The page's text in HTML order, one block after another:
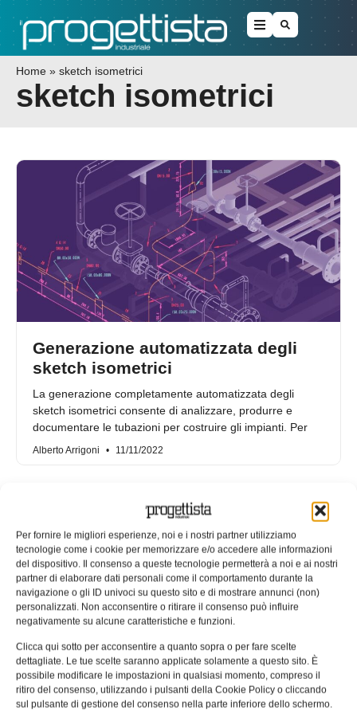
Per fornire le migliori esperienze, noi e i nostri partner utilizziamo
tecnologie come i cookie per memorizzare e/o accedere alle informazioni
del dispositivo. Il consenso a queste tecnologie permetterà a noi e ai nostri
partner di elaborare dati personali come il comportamento durante la
navigazione o gli ID univoci su questo sito e di mostrare annunci (non)
personalizzati. Non acconsentire o ritirare il consenso può influire
negativamente su alcune caratteristiche e funzioni.
Clicca qui sotto per acconsentire a quanto sopra o per fare scelte
dettagliate. Le tue scelte saranno applicate solamente a questo sito. È
possibile modificare le impostazioni in qualsiasi momento, compreso il
ritiro del consenso, utilizzando i pulsanti della Cookie Policy o cliccando
sul pulsante di gestione del consenso nella parte inferiore dello schermo.
Home » sketch isometrici
sketch isometrici
Generazione automatizzata degli
sketch isometrici
La generazione completamente automatizzata degli
sketch isometrici consente di analizzare, produrre e
documentare le tubazioni per costruire gli impianti. Per
Alberto Arrigoni 11/11/2022
M4 ISO FX, software per la
creazione di sketch isometrici da